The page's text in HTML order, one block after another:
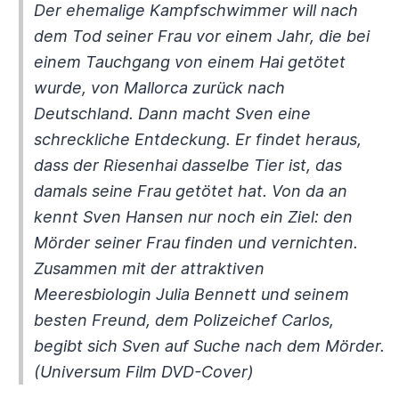
Der ehemalige Kampfschwimmer will nach
dem Tod seiner Frau vor einem Jahr, die bei
einem Tauchgang von einem Hai getötet
wurde, von Mallorca zurück nach
Deutschland. Dann macht Sven eine
schreckliche Entdeckung. Er findet heraus,
dass der Riesenhai dasselbe Tier ist, das
damals seine Frau getötet hat. Von da an
kennt Sven Hansen nur noch ein Ziel: den
Mörder seiner Frau finden und vernichten.
Zusammen mit der attraktiven
Meeresbiologin Julia Bennett und seinem
besten Freund, dem Polizeichef Carlos,
begibt sich Sven auf Suche nach dem Mörder.
(Universum Film DVD-Cover)